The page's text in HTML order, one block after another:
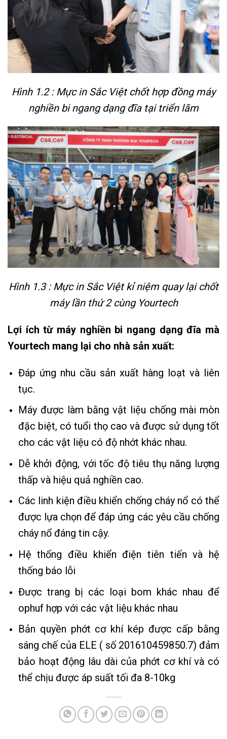
Hình 1.2 : Mực in Sắc Việt chốt hợp đồng máy
nghiền bi ngang dạng đĩa tại triển lãm
Hình 1.3 : Mực in Sắc Việt kỉ niệm quay lại chốt
máy lần thứ 2 cùng Yourtech
Lợi ích từ máy nghiền bi ngang dạng đĩa mà
Yourtech mang lại cho nhà sản xuất:
Đáp ứng nhu cầu sản xuất hàng loạt và liên
tục.
Máy được làm bằng vật liệu chống mài mòn
đặc biệt, có tuổi thọ cao và được sử dụng tốt
cho các vật liệu có độ nhớt khác nhau.
Dễ khởi động, với tốc độ tiêu thụ năng lượng
thấp và hiệu quả nghiền cao.
Các linh kiện điều khiển chống cháy nổ có thể
được lựa chọn để đáp ứng các yêu cầu chống
cháy nổ đáng tin cậy.
Hệ thống điều khiển điện tiên tiến và hệ
thống báo lỗi
Được trang bị các loại bom khác nhau để
ophuf hợp với các vật liệu khác nhau
Bản quyền phớt cơ khí kép được cấp bằng
sáng chế của ELE ( số 201610459850.7) đảm
bảo hoạt động lâu dài của phớt cơ khí và có
thể chịu được áp suất tối đa 8-10kg